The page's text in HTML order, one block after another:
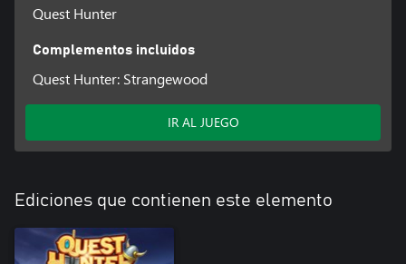
Quest Hunter
Complementos incluidos
Quest Hunter: Strangewood
IR AL JUEGO
Ediciones que contienen este elemento